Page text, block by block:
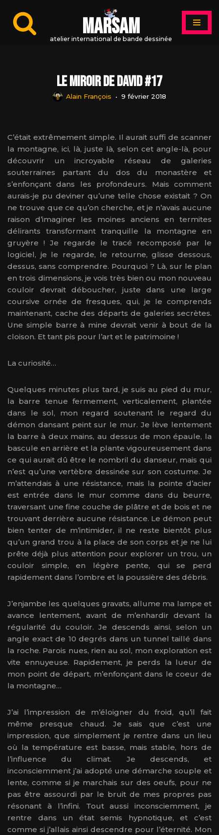
Aller
MARSAM
atelier international de bande dessinée
Le miroir de David #17
Alain François 9 février 2018
C’était extrêmement simple. Il aurait suffi de scanner
la montagne, ici, là, juste là, selon cet angle-là, pour
découvrir un incroyable réseau de galeries
souterraines partant du dos du monastère et
s’enfonçant dans les profondeurs. Mais comment
aurais-je pu deviner qu’une telle chose existait ? On
ne trouve que ce qu’on cherche, et je n’avais aucune
raison d’imaginer les moines anciens en termites
délirants transformant tranquille la montagne en
gruyère ! Je regarde le tracé recomposé par le
logiciel, je le regarde, le retourne, glisse dessous,
dessus, sans comprendre. Pourquoi ? Là, sur le plan
en trois dimensions, je vois très bien ou mon nouveau
couloir devrait déboucher, juste dans une large
coursive ornée de fresques, qui, je le comprends
maintenant, cache des départs de galeries secrètes.
Une simple barre à mine devrait venir à bout de la
cloison. Et tant pis pour l’art et le patrimoine !
La curiosité…
Quelques minutes plus tard, je suis au pied du mur,
la barre tenue fermement, verticalement, plantée
dans le sol, mon regard soutenant le regard du
démon dansant peint sur le mur. Je lève lentement
la barre à deux mains, au dessus de mon épaule, la
bascule en arrière et la plante vigoureusement dans
ce qui aurait dû être le nombril du danseur, mais qui
n’est qu’une vertèbre dessinée sur son costume. Je
m’attendais à une résistance, mais la pointe d’acier
est entrée dans le mur comme dans du beurre,
traversant une fine couche de plâtre et de bois et ne
trouvant derrière aucune résistance. Le démon peut
bien tenter de m’intimider, il ne reste bientôt plus
qu’un grand trou à la place de son corps et je ne lui
prête déjà plus attention pour explorer un trou, un
couloir simple, en légère pente, qui se perd
rapidement dans l’ombre et la poussière des débris.
J’enjambe les quelques gravats, allume ma lampe et
avance lentement, avant de m’enhardir devant la
régularité du couloir. Je descends ainsi, selon un
angle exact de 10 degrés dans un tunnel taillé dans
la roche. Parois nues, rien au sol, mon exploration est
vite ennuyeuse. Rapidement, je perds la lueur de
mon point de départ, m’enfonçant dans le coeur de
la montagne…
J’ai l’impression de m’éloigner du froid, qu’il fait
même presque chaud. Je sais que c’est une
impression, que simplement je rentre dans un lieu
où la température est basse, mais stable, hors de
l’influence du climat. Je descends, et
inconsciemment j’ai adopté une démarche souple et
lente, comme si je marchais sur des oeufs, pour ne
pas être assourdi par le bruit de mes propres pas
résonant à l’infini. Tout aussi inconsciemment, je
rentre dans un état semis hypnotique, et c’est
comme si j’allais ainsi descendre pour l’éternité. Mon